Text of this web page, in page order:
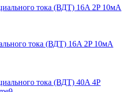
тока (ВДТ) 16A 2P 10мА